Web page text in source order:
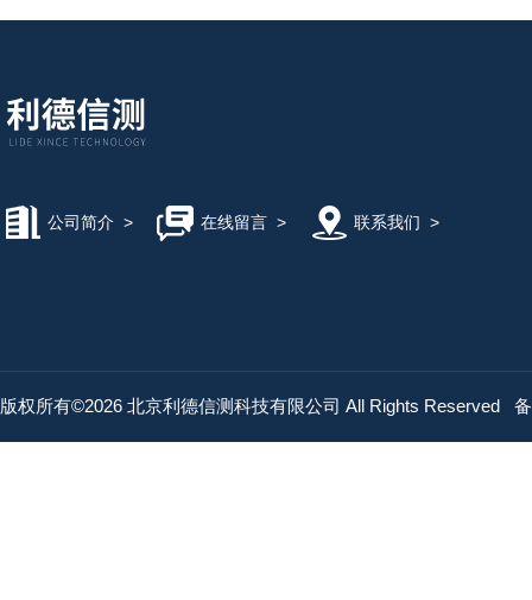
公司简介 > 在线留言> 联系我们 >
版权所有©2026 北京利德信测科技有限公司 All Rights Reserved